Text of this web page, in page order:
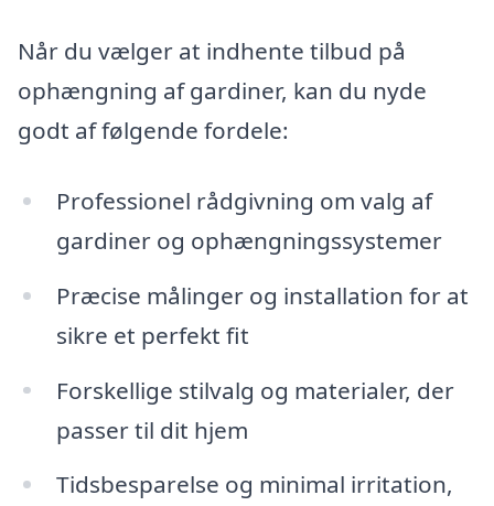
Når du vælger at indhente tilbud på
ophængning af gardiner, kan du nyde
godt af følgende fordele:
Professionel rådgivning om valg af
gardiner og ophængningssystemer
Præcise målinger og installation for at
sikre et perfekt fit
Forskellige stilvalg og materialer, der
passer til dit hjem
Tidsbesparelse og minimal irritation,